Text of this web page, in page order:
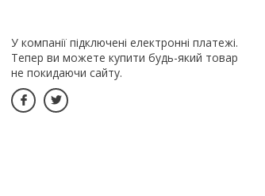
У компанії підключені електронні платежі.
Тепер ви можете купити будь-який товар
не покидаючи сайту.